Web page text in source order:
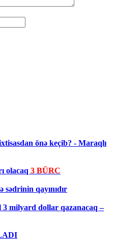
önə keçib? - Maraqlı
olacaq 3 BÜRC
sədrinin qayınıdır
milyard dollar qazanacaq –